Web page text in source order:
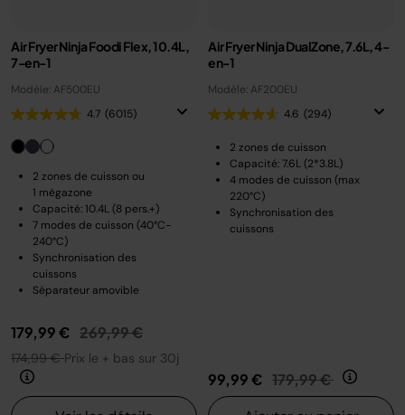
Air Fryer Ninja Foodi Flex, 10.4L,
7-en-1
Modèle: AF500EU
4.7 (6015)
2 zones de cuisson ou
1 mégazone
Capacité: 10.4L (8 pers.+)
7 modes de cuisson (40°C-
240°C)
Synchronisation des
cuissons
Séparateur amovible
179,99 € Prix réduit de
269,99 €au
174,99 €Prix le + bas sur 30j
Air Fryer Ninja DualZone, 7.6L, 4-
en-1
Modèle: AF200EU
4.6 (294)
2 zones de cuisson
Capacité: 7.6L (2*3.8L)
4 modes de cuisson (max
220°C)
Synchronisation des
cuissons
99,99 € Prix réduit de
179,99 € au